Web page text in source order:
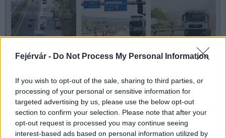
Fejérvár - Do Not Process My Personal Information
If you wish to opt-out of the sale, sharing to third parties, or
processing of your personal or sensitive information for
targeted advertising by us, please use the below opt-out
section to confirm your selection. Please note that after your
opt-out request is processed you may continue seeing
interest-based ads based on personal information utilized by